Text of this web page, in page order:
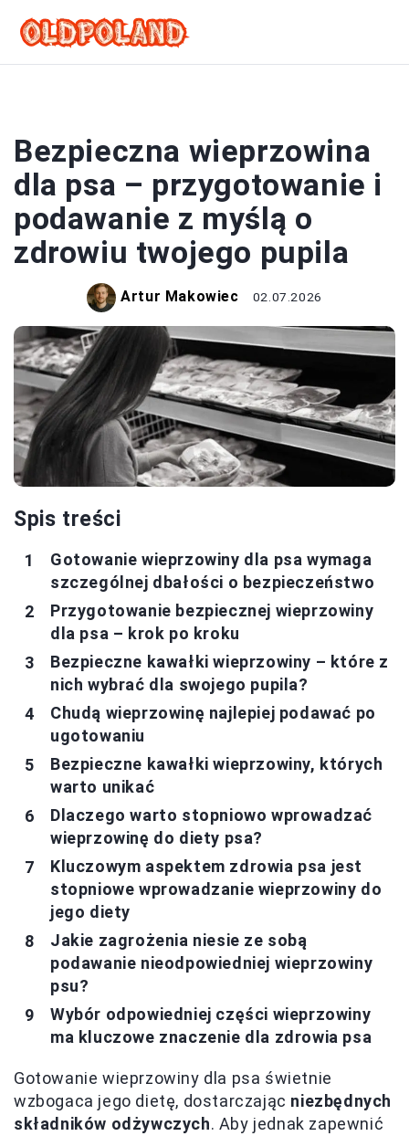
Bezpieczna wieprzowina
dla psa – przygotowanie i
podawanie z myślą o
zdrowiu twojego pupila
Artur Makowiec 02.07.2026
Spis treści
Gotowanie wieprzowiny dla psa wymaga
szczególnej dbałości o bezpieczeństwo
Przygotowanie bezpiecznej wieprzowiny
dla psa – krok po kroku
Bezpieczne kawałki wieprzowiny – które z
nich wybrać dla swojego pupila?
Chudą wieprzowinę najlepiej podawać po
ugotowaniu
Bezpieczne kawałki wieprzowiny, których
warto unikać
Dlaczego warto stopniowo wprowadzać
wieprzowinę do diety psa?
Kluczowym aspektem zdrowia psa jest
stopniowe wprowadzanie wieprzowiny do
jego diety
Jakie zagrożenia niesie ze sobą
podawanie nieodpowiedniej wieprzowiny
psu?
Wybór odpowiedniej części wieprzowiny
ma kluczowe znaczenie dla zdrowia psa
Gotowanie wieprzowiny dla psa świetnie
wzbogaca jego dietę, dostarczając niezbędnych
składników odżywczych. Aby jednak zapewnić